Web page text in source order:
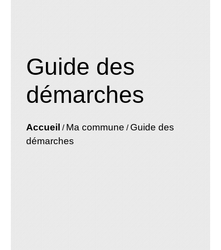
Guide des
démarches
Accueil / Ma commune / Guide des
démarches